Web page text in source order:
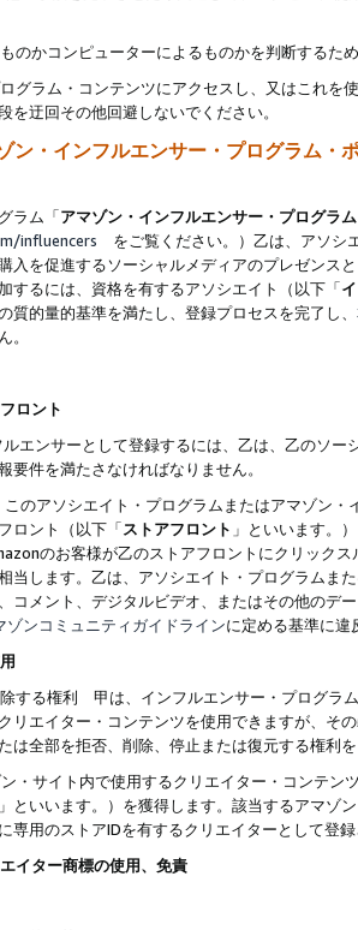
のかコンピューターによるものかを判断するた
グラム・コンテンツにアクセスし、又はこれ
を迂回その他回避しないでください。
ン・インフルエンサー・プログラム・
ラム「アマゾン・インフルエンサー・プログラム
influencers をご覧ください。）乙は、アソシ
入を促進するソーシャルメディアのプレゼンス
するには、資格を有するアソシエイト（以下「
質的量的基準を満たし、登録プロセスを完了し、
。
ロント
エンサーとして登録するには、乙は、乙のソー
要件を満たさなければなりません。
のアソシエイト・プログラムまたはアマゾン・
ロント（以下「ストアフロント 」といいます。
のお客様が乙のストアフロントにクリック
当します。乙は、アソシエイト・プログラム
コメント、デジタルビデオ、またはその他のデ
ゾンコミュニティガイドラインに定める基準に違
する権利 甲は、インフルエンサー・プログラ
リエイター・コンテンツを使用できますが、そ
は全部を拒否、削除、停止または復元する権利
・サイト内で使用するクリエイター・コンテン
といいます。）を獲得します。該当するアマゾ
専用のストアIDを有するクリエイターとして登
イター商標の使用、免責